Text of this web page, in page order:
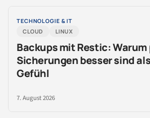
TECHNOLOGIE & IT
CLOUD
LINUX
Backups mit Restic:
Sicherungen besser sind
Gefühl
7. August 2026